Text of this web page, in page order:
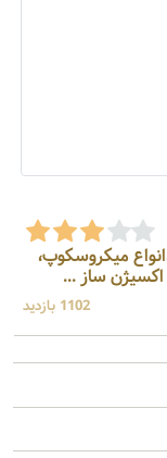
،انواع میکروسکوپ،
اکسیژن ساز ...
1102 بازدید